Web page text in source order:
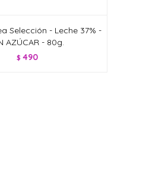
Selección - Leche 37% -
AZÚCAR - 80g.
$ 490